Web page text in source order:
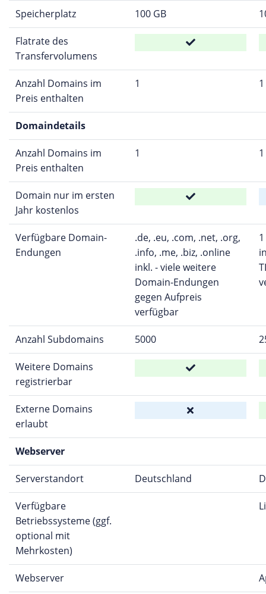
Speicherplatz 100 GB
Flatrate des
Transfervolumens
Anzahl Domains im
Preis enthalten
1 1
Domaindetails
Anzahl Domains im
Preis enthalten
1 1
Domain nur im ersten
Jahr kostenlos
Verfügbare Domain-
Endungen
.de, .eu, .com, .net, .org,
.info, .me, .biz, .online
inkl. - viele weitere
Domain-Endungen
gegen Aufpreis
verfügbar
Anzahl Subdomains 5000
Weitere Domains
registrierbar
Externe Domains
erlaubt
Webserver
Serverstandort Deutschland
Verfügbare
Betriebssysteme (ggf.
optional mit
Mehrkosten)
Webserver